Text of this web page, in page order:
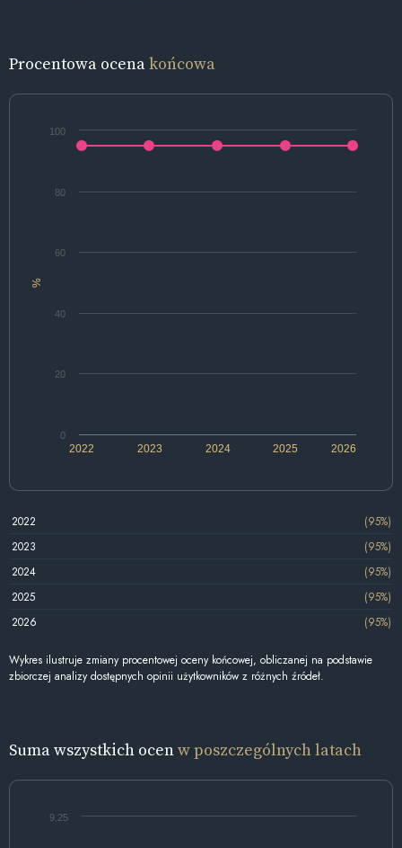
Procentowa ocenakońcowa
%
2022 2024 2026
2023 2025
0
20
40
60
80
100
2022
(95%)
2023
(95%)
2024
(95%)
2025
(95%)
2026
(95%)
Wykres ilustruje zmiany procentowej oceny końcowej, obliczanej na podstawie
zbiorczej analizy dostępnych opinii użytkowników z różnych źródeł.
Suma wszystkich ocenw poszczególnych latach
9.25